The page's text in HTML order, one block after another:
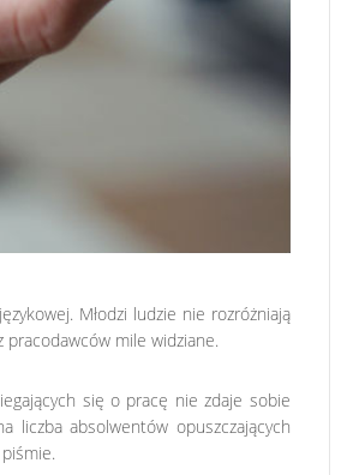
Młodzi ludzie nie rozróżniają
mile widziane.
się o pracę nie zdaje sobie
liczba absolwentów opuszczających